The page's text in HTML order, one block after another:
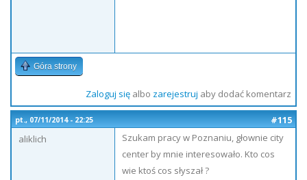
Góra strony
Zaloguj sięalbo zarejestruj aby dodać komentarz
pt., 07/11/2014 - 22:25
#115
aliklich
Szukam pracy w Poznaniu, głownie city
center by mnie interesowało. Kto cos
wie ktoś cos słyszał ?